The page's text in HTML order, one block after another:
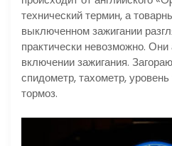
технический термин, а
выключенном зажигании
практически невозможно.
включении зажигания.
спидометр, тахометр,
тормоз.